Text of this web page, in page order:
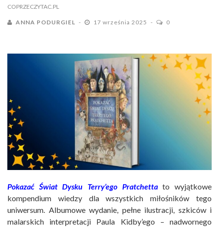
COPRZECZYTAC.PL
ANNA PODURGIEL 17 września 2025 0
Pokazać Świat Dysku Terry’ego Pratchettato wyjątkowe
kompendium wiedzy dla wszystkich miłośników tego
uniwersum. Albumowe wydanie, pełne ilustracji, szkiców i
malarskich interpretacji Paula Kidby’ego – nadwornego